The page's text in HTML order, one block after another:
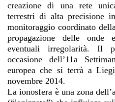
creazione di una rete
terrestri di alta precisione
monitoraggio coordinato
propagazione delle
eventuali irregolarità. Il
occasione dell’11a
europea che si terrà a
novembre 2014.
La ionosfera è una zona